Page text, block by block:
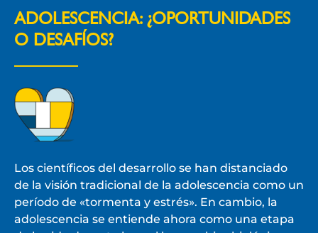
ADOLESCENCIA: ¿OPORTUNIDADES
O DESAFÍOS?
Los científicos del desarrollo se han distanciado
de la visión tradicional de la adolescencia como un
período de «tormenta y estrés». En cambio, la
adolescencia se entiende ahora como una etapa